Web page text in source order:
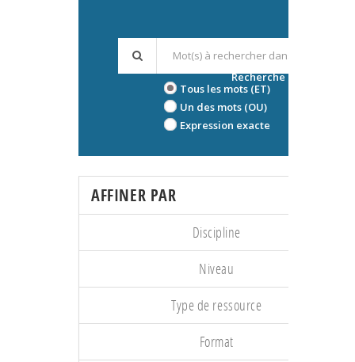
Tous les mots (ET)
Un des mots (OU)
Expression exacte
Recherche avancée
AFFINER PAR
Discipline
Niveau
Type de ressource
Format